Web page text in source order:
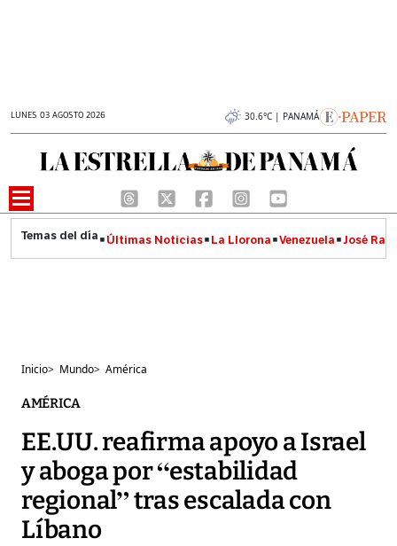
LUNES 03 AGOSTO 2026 30.6°C | PANAMÁ
Últimas Noticias La Llorona Venezuela José
Inicio> Mundo> América
AMÉRICA
EE.UU. reafirma apoyo a Israel
y aboga por “estabilidad
regional” tras escalada con
Líbano